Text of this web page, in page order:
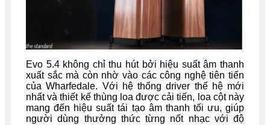
Evo 5.4 không chỉ thu hút bởi hiệu suất âm thanh
xuất sắc mà còn nhờ vào các công nghệ tiên tiến
của Wharfedale. Với hệ thống driver thế hệ mới
nhất và thiết kế thùng loa được cải tiến, loa cột này
mang đến hiệu suất tái tạo âm thanh tối ưu, giúp
người dùng thưởng thức từng nốt nhạc với độ